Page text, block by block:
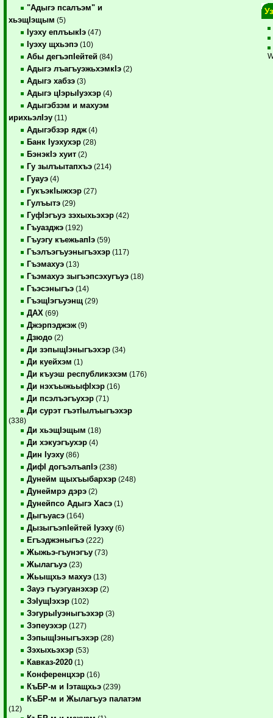
"Адыгэ псалъэм" и
хьэщIэщым (5)
Iуэху еплъыкIэ (47)
Iуэху щхьэпэ (10)
Абы дегъэпIейтей (84)
Адыгэ лъагъуэжьхэмкIэ (2)
Адыгэ хабзэ (3)
Адыгэ цIэрыIуэхэр (4)
Адыгэбзэм и махуэм
ирихьэлIэу (11)
Адыгэбзэр ядж (4)
Банк Iуэхухэр (28)
БэнэкIэ хуит (2)
Гу зылъытапхъэ (214)
Гуауэ (4)
ГукъэкIыжхэр (27)
Гулъытэ (29)
ГуфIэгъуэ зэхыхьэхэр (42)
Гъуазджэ (192)
Гъуэгу къежьапIэ (59)
Гъэлъэгъуэныгъэхэр (117)
Гъэмахуэ (13)
Гъэмахуэ зыгъэпсэхугъуэ (18)
Гъэсэныгъэ (14)
ГъэщIэгъуэнщ (29)
ДАХ (69)
Джэрпэджэж (9)
Дзюдо (2)
Ди зэпыщIэныгъэхэр (34)
Ди куейхэм (1)
Ди къуэш республикэхэм (176)
Ди нэхъыжьыфIхэр (16)
Ди псэлъэгъухэр (71)
Ди сурэт гъэтIылъыгъэхэр
(338)
Ди хьэщIэщым (18)
Ди хэкуэгъухэр (4)
Дин Iуэху (86)
ДифI догъэлъапIэ (238)
Дунейм щыхъыбархэр (248)
Дунеймрэ дэрэ (2)
Дунейпсо Адыгэ Хасэ (1)
Дыгъуасэ (164)
ДызыгъэпIейтей Iуэху (6)
Егъэджэныгъэ (222)
Жыжьэ-гъунэгъу (73)
Жылагъуэ (23)
Жьыщхьэ махуэ (13)
Зауэ гъуэгуанэхэр (2)
ЗэIущIэхэр (102)
ЗэгурыIуэныгъэхэр (3)
Зэпеуэхэр (127)
ЗэпыщIэныгъэхэр (28)
Зэхыхьэхэр (53)
Кавказ-2020 (1)
Конференцхэр (16)
КъБР-м и Iэтащхьэ (239)
КъБР-м и Жылагъуэ палатэм
(12)